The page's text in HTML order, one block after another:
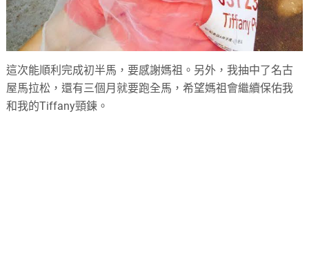
這次能順利完成初半馬，要感謝媽祖。另外，我抽中了名古
屋馬拉松，還有三個月就要跑全馬，希望媽祖會繼續保佑我
和我的Tiffany頸鍊。